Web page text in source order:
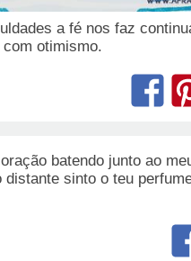
a fé nos faz
otimismo.
batendo junto ao
distante sinto o teu